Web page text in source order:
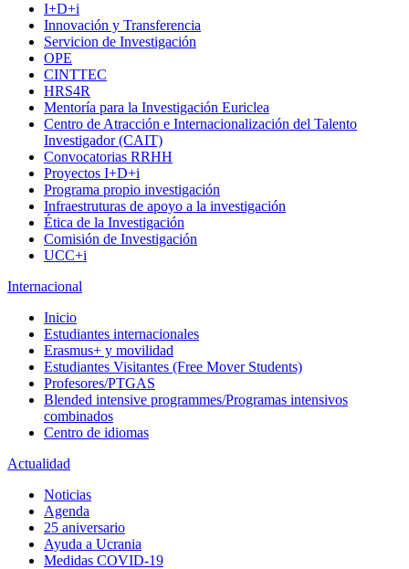
I+D+i
Innovación y Transferencia
Servicion de Investigación
OPE
CINTTEC
HRS4R
Mentoría para la Investigación Euriclea
Centro de Atracción e Internacionalización del Talento
Investigador (CAIT)
Convocatorias RRHH
Proyectos I+D+i
Programa propio investigación
Infraestruturas de apoyo a la investigación
Ética de la Investigación
Comisión de Investigación
UCC+i
Internacional
Inicio
Estudiantes internacionales
Erasmus+ y movilidad
Estudiantes Visitantes (Free Mover Students)
Profesores/PTGAS
Blended intensive programmes/Programas intensivos
combinados
Centro de idiomas
Actualidad
Noticias
Agenda
25 aniversario
Ayuda a Ucrania
Medidas COVID-19